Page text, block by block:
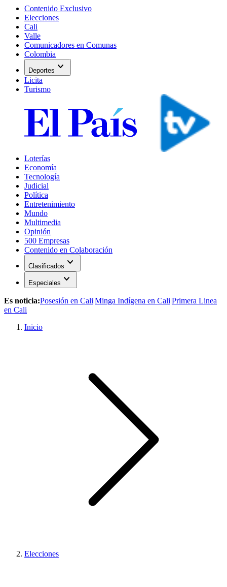
Contenido Exclusivo
Elecciones
Cali
Valle
Comunicadores en Comunas
Colombia
Deportes expand_more
Licita
Turismo
Loterías
Economía
Tecnología
Judicial
Política
Entretenimiento
Mundo
Multimedia
Opinión
500 Empresas
Contenido en Colaboración
Clasificados expand_more
Especiales expand_more
Es noticia:Posesión en Cali|Minga Indígena en Cali|Primera Linea
en Cali
Inicio
Elecciones